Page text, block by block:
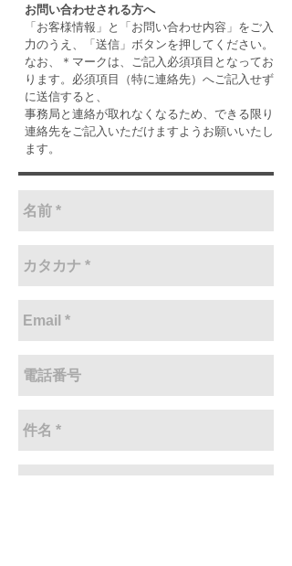
お問い合わせされる方へ
「お客様情報」と「お問い合わせ内容」をご入
力のうえ、「送信」ボタンを押してください。
なお、＊マークは、ご記入必須項目となってお
ります。必須項目（特に連絡先）へご記入せず
に送信すると、
事務局と連絡が取れなくなるため、できる限り
連絡先をご記入いただけますようお願いいたし
ます。